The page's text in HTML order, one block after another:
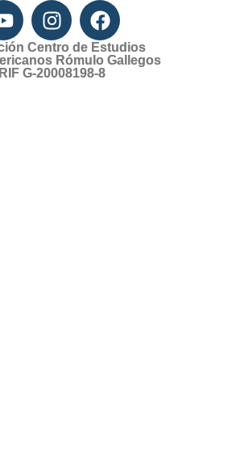
Centro de Estudios
Rómulo Gallegos
RIF G-20008198-8